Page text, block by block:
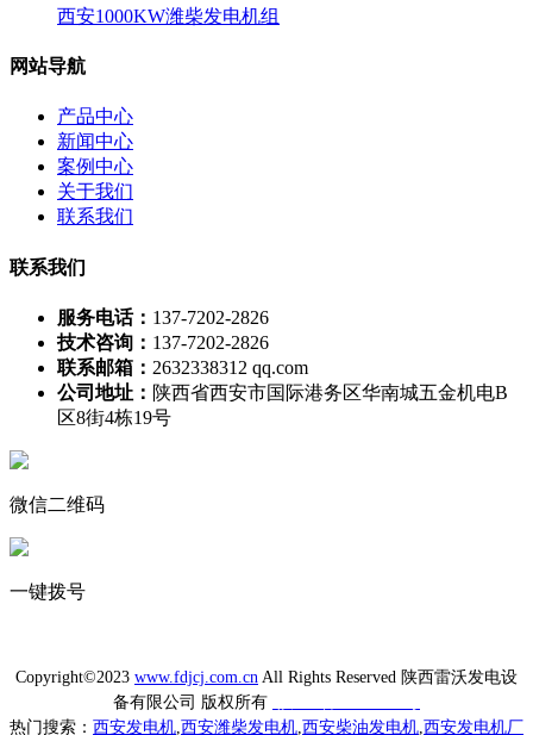
西安1000KW潍柴发电机组
网站导航
产品中心
新闻中心
案例中心
关于我们
联系我们
联系我们
服务电话： 137-7202-2826
技术咨询： 137-7202-2826
联系邮箱： 2632338312 qq.com
公司地址： 陕西省西安市国际港务区华南城五金机电B
区8街4栋19号
微信二维码
一键拨号
Copyright©2023 www.fdjcj.com.cn All Rights Reserved 陕西雷沃发电设
备有限公司 版权所有
热门搜索： 西安发电机 西安潍柴发电机 西安柴油发电机 西安发电机厂